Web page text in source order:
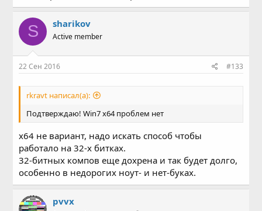
S sharikov
Active member
22 Сен 2016 #133
rkravt написал(а):
Подтверждаю! Win7 x64 проблем нет
x64 не вариант, надо искать способ чтобы
работало на 32-х битках.
32-битных компов еще дохрена и так будет долго,
особенно в недорогих ноут- и нет-буках.
pvvx